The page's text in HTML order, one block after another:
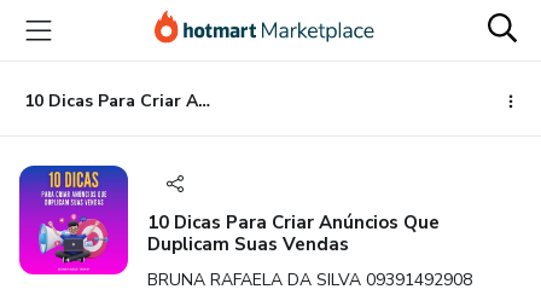
para
conteúdo
principal
para
pagamento
para
rodapé
10 Dicas Para Criar Anúncios Que Duplicam Suas Vendas
10 Dicas Para Criar Anúncios Que
Duplicam Suas Vendas
BRUNA RAFAELA DA SILVA 09391492908